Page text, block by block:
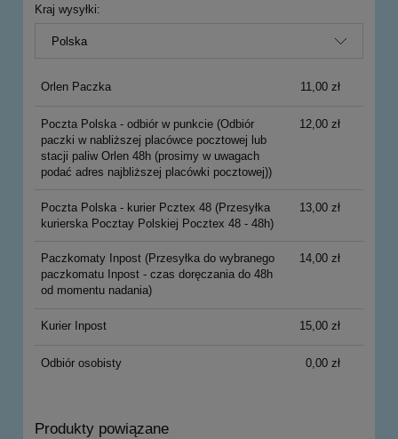
Kraj wysyłki:
Orlen Paczka 11,00 zł
Poczta Polska - odbiór w punkcie(Odbiór
paczki w nabliższej placówce pocztowej lub
stacji paliw Orlen 48h (prosimy w uwagach
podać adres najbliższej placówki pocztowej))
12,00 zł
Poczta Polska - kurier Pcztex 48(Przesyłka
kurierska Pocztay Polskiej Pocztex 48 - 48h)
13,00 zł
Paczkomaty Inpost(Przesyłka do wybranego
paczkomatu Inpost - czas doręczania do 48h
od momentu nadania)
14,00 zł
Kurier Inpost 15,00 zł
Odbiór osobisty 0,00 zł
Produkty powiązane